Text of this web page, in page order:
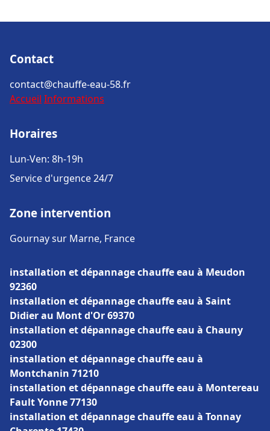
Contact
contact@chauffe-eau-58.fr
Accueil Informations
Horaires
Lun-Ven: 8h-19h
Service d'urgence 24/7
Zone intervention
Gournay sur Marne, France
installation et dépannage chauffe eau à Meudon
92360
installation et dépannage chauffe eau à Saint
Didier au Mont d'Or 69370
installation et dépannage chauffe eau à Chauny
02300
installation et dépannage chauffe eau à
Montchanin 71210
installation et dépannage chauffe eau à Montereau
Fault Yonne 77130
installation et dépannage chauffe eau à Tonnay